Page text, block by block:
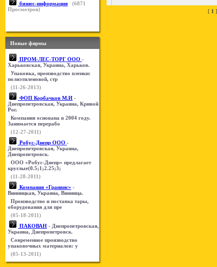
бизнес-информация (6871
Просмотров)
Новые фирмы
ПРОМ-ЛЕС-ТОРГ ООО -
Харьковская, Украина, Харьков.
Упаковка, производство пленки:
полиэтиленовой, стр
(11-26-2013)
ФОП Корбачков М.И -
Днепропетровская, Украина, Кривой
Рог.
Компания основана в 2004 году.
Занимается перерабо
(12-27-2011)
Робус-Днепр ООО -
Днепропетровская, Украина,
Днепропетровск.
ООО «Робус-Днепр» предлагает
круглые(0.5;1;2.25;3;
(11-28-2011)
Компания «Гранвис» -
Винницкая, Украина, Винница.
Производство и поставка тары,
оборудования для пре
(05-18-2011)
ПАКОВАН - Днепропетровская,
Украина, Днепропетровск.
Современное производство
упаковочных материалов: у
(05-13-2011)
[ 1